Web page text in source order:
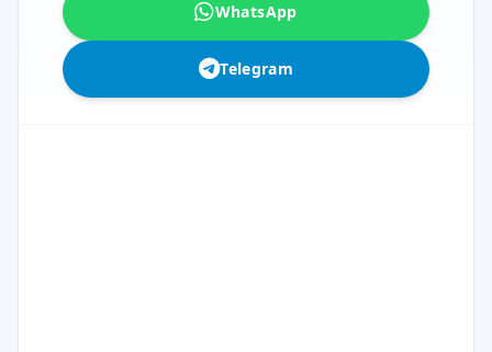
WhatsApp
Telegram